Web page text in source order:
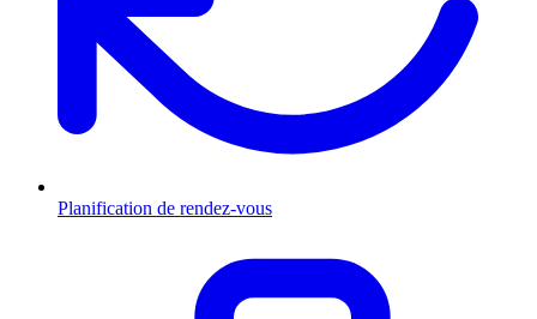
Planification de rendez-vous